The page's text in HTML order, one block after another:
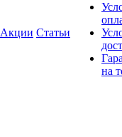
Акции Статьи
на